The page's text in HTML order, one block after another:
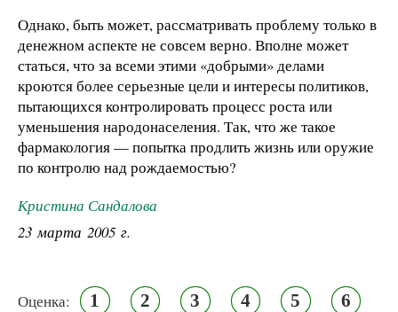
Однако, быть может, рассматривать проблему только в
денежном аспекте не совсем верно. Вполне может
статься, что за всеми этими «добрыми» делами
кроются более серьезные цели и интересы политиков,
пытающихся контролировать процесс роста или
уменьшения народонаселения. Так, что же такое
фармакология — попытка продлить жизнь или оружие
по контролю над рождаемостью?
Кристина Сандалова
23 марта 2005 г.
Оценка: 1 2 3 4 5 6